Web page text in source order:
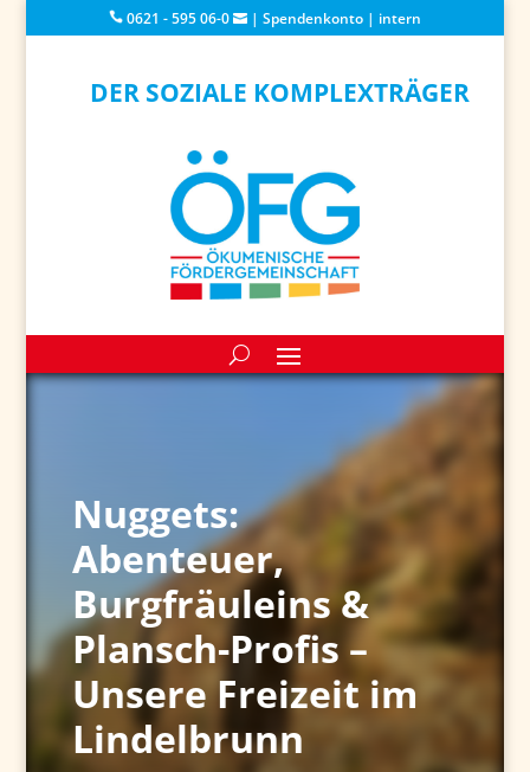
0621 - 595 06-0 | Spendenkonto| intern
DER SOZIALE KOMPLEXTRÄGER
Nuggets:
Abenteuer,
Burgfräuleins &
Plansch-Profis –
Unsere Freizeit im
Lindelbrunn